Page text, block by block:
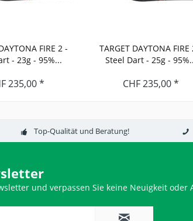
FIRE 2 -
- 23g - 95%...
235,00 *
TARGET DAYTONA FIRE
Steel Dart - 25g -
CHF 235,00 *
Top-Qualität und Beratung!
und verpassen Sie keine Neuigkeit oder